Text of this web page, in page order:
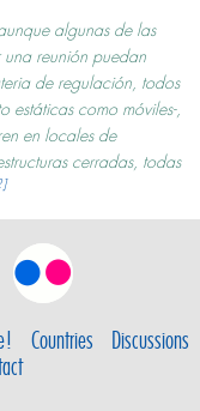
algunas de las
una reunión puedan
de regulación, todos
estáticas como móviles-,
en locales de
cerradas, todas
Countries
Discussions